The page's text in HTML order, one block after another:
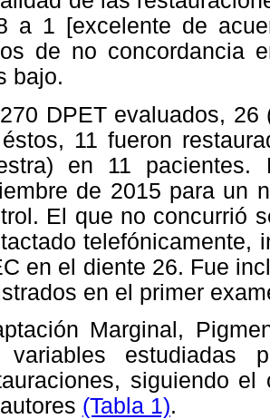
a 1 [excelente de
de no concordancia
bajo.
DPET evaluados,
11 fueron
en 11 pacientes.
de 2015 para un
El que no concurrió
telefónicamente,
en el diente 26. Fue
en el primer
Marginal,
variables estudiadas
siguiendo
(Tabla 1).